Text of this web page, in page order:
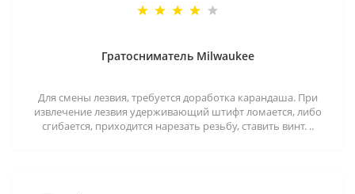
Гратосниматель Milwaukee
Для смены лезвия, требуется доработка карандаша. При
извлечение лезвия удерживающий штифт ломается, либо
сгибается, приходится нарезать резьбу, ставить винт. ..